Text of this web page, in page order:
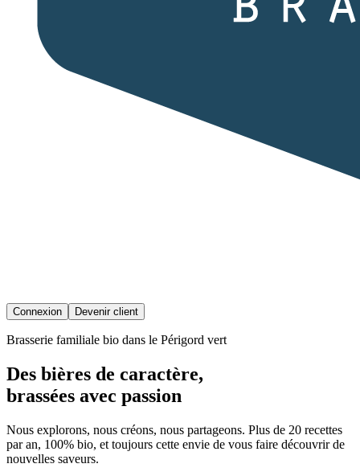
Connexion Devenir client
Brasserie familiale bio dans le Périgord vert
Des bières de caractère,
brassées avec passion
Nous explorons, nous créons, nous partageons. Plus de 20 recettes
par an, 100% bio, et toujours cette envie de vous faire découvrir de
nouvelles saveurs.